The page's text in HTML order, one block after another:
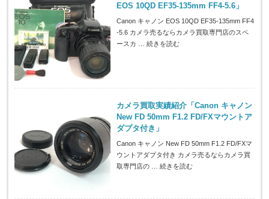
EOS 10QD EF35-135mm FF4-5.6」
Canon キャノン EOS 10QD EF35-135mm FF4
-5.6 カメラ売るならカメラ買取専門店のスペ
ースカ …続きを読む
カメラ買取実績紹介「Canon キャノン
New FD 50mm F1.2 FD/FXマウントア
ダプタ付き」
Canon キャノン New FD 50mm F1.2 FD/FXマ
ウントアダプタ付き カメラ売るならカメラ買
取専門店の …続きを読む